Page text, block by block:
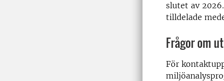
slutet av
tilldelade
Frågor om
För